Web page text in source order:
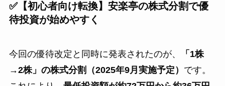
✅【初心者向け転換】安楽亭の株式分割で優
待投資が始めやすく
今回の優待改定と同時に発表されたのが、
「1株
→2株」の株式分割（2025年9月実施予定） です。